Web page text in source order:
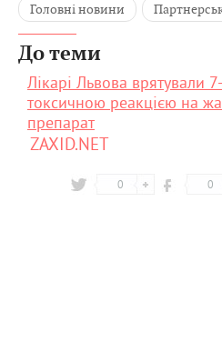
Головні новини
До теми
Лікарі Львова врятували
токсичною реакцією на
препарат
ZAXID.NET
0 0